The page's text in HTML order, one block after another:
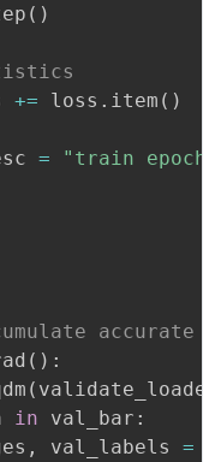
( )
+= loss . item ( )
=
"train
accurate
( ) :
( validate_loader
in val_bar :
, val_labels =